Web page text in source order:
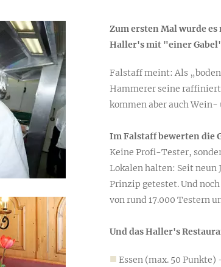
Zum ersten Mal wurde es
Haller's mit "einer
Falstaff meint: Als
Hammerer seine
kommen aber auch Wein-
Im Falstaff bewerten die
Keine Profi-Tester,
Lokalen ­halten: Seit neun
Prinzip getestet. Und
von rund 17.000 ­Testern
Und das Haller's
Essen (max. 50 Punkte)